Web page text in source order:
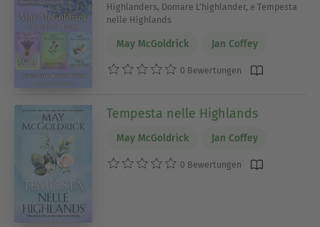
Highlanders, Domare L'highlander, e Tempesta
nelle Highlands
May McGoldrick Jan Coffey
0 Bewertungen
Tempesta nelle Highlands
May McGoldrick Jan Coffey
0 Bewertungen